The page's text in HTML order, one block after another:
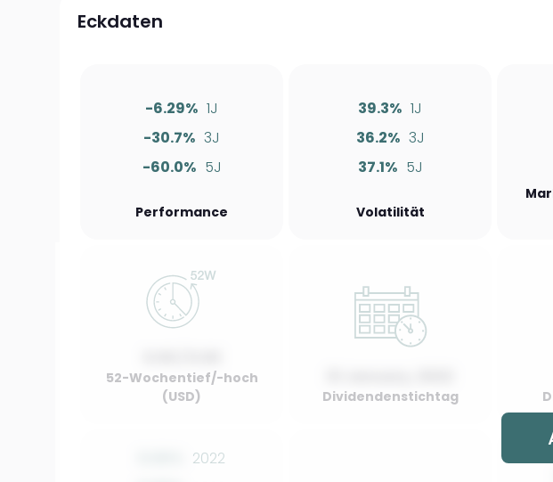
Eckdaten
-6.29% 1J
-30.7% 3J
-60.0% 5J
Performance
39.3% 1J
36.2% 3J
37.1% 5J
Volatilität
52-Wochentief/-hoch
(USD)
Dividendenstichtag
2022